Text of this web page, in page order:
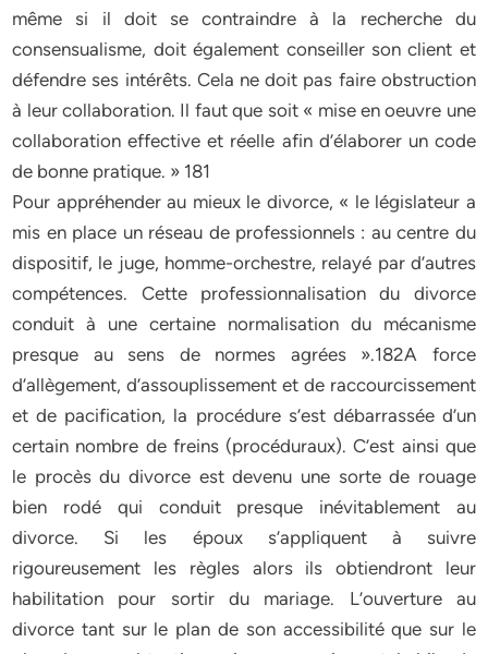
même si il doit se contraindre à la recherche du
consensualisme, doit également conseiller son client et
défendre ses intérêts. Cela ne doit pas faire obstruction
à leur collaboration. Il faut que soit « mise en oeuvre une
collaboration effective et réelle afin d’élaborer un code
de bonne pratique. » 181
Pour appréhender au mieux le divorce, « le législateur a
mis en place un réseau de professionnels : au centre du
dispositif, le juge, homme-orchestre, relayé par d’autres
compétences. Cette professionnalisation du divorce
conduit à une certaine normalisation du mécanisme
presque au sens de normes agrées ».182A force
d’allègement, d’assouplissement et de raccourcissement
et de pacification, la procédure s’est débarrassée d’un
certain nombre de freins (procéduraux). C’est ainsi que
le procès du divorce est devenu une sorte de rouage
bien rodé qui conduit presque inévitablement au
divorce. Si les époux s’appliquent à suivre
rigoureusement les règles alors ils obtiendront leur
habilitation pour sortir du mariage. L’ouverture au
divorce tant sur le plan de son accessibilité que sur le